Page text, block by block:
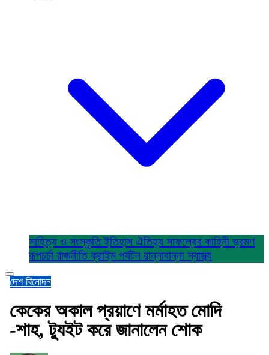
সাহিত্য ও সংস্কৃতিইতিহাস ঐতিহ্য সাফল্যের কাহিনীভ্রমণ
রূপচর্চা রাজনীতিক্রাইম পর্যটন রান্নাবান্নাস্বাস্থ্য
দেশ বিনোদন
কেকের অকাল প্রয়াণে মর্মাহত মোদি
-শাহ, ট্যুইট করে জানালেন শোক